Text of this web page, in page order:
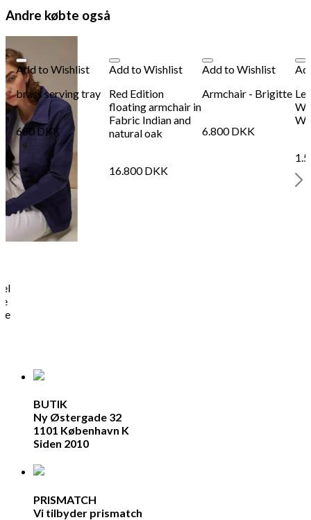
Andre købte også
Add to Wishlist
brass serving tray
680DKK
Add to Wishlist
Red Edition
floating armchair in
Fabric Indian and
natural oak
16.800DKK
Add to Wishlist
Armchair - Brigitte
6.800DKK
Le
BUTIK
Ny Østergade 32
1101 København K
Siden 2010
PRISMATCH
Vi tilbyder prismatch